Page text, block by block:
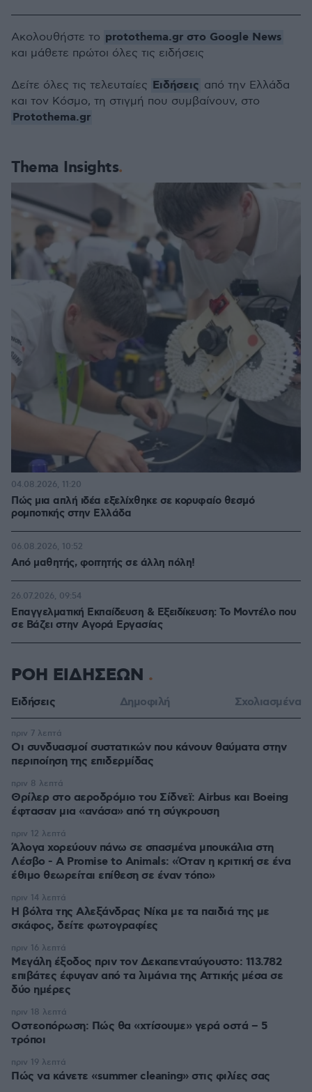
Thema Insights
Πώς μια απλή ιδέα εξελίχθηκε σε κορυφαίο θεσμό
ρομποτικής στην Ελλάδα
04.08.2026, 11:20
Από μαθητής, φοιτητής σε άλλη πόλη!
06.08.2026, 10:52
Επαγγελματική Εκπαίδευση & Εξειδίκευση: Το Mοντέλο που
σε Bάζει στην Aγορά Eργασίας
26.07.2026, 09:54
Ακολουθήστε το protothema.gr στο Google News
και μάθετε πρώτοι όλες τις ειδήσεις
Δείτε όλες τις τελευταίες Ειδήσεις από την Ελλάδα
και τον Κόσμο, τη στιγμή που συμβαίνουν, στο
Protothema.gr
ΡΟΗ ΕΙΔΗΣΕΩΝ
Ειδήσεις Δημοφιλή Σχολιασμένα
Οι συνδυασμοί συστατικών που κάνουν θαύματα στην
περιποίηση της επιδερμίδας
πριν 7 λεπτά
Θρίλερ στο αεροδρόμιο του Σίδνεϊ: Airbus και Boeing
έφτασαν μια «ανάσα» από τη σύγκρουση
πριν 8 λεπτά
Άλογα χορεύουν πάνω σε σπασμένα μπουκάλια στη
Λέσβο - A Promise to Animals: «Όταν η κριτική σε ένα
έθιμο θεωρείται επίθεση σε έναν τόπο»
πριν 12 λεπτά
Η βόλτα της Αλεξάνδρας Νίκα με τα παιδιά της με
σκάφος, δείτε φωτογραφίες
πριν 14 λεπτά
Μεγάλη έξοδος πριν τον Δεκαπενταύγουστο: 113.782
επιβάτες έφυγαν από τα λιμάνια της Αττικής μέσα σε
δύο ημέρες
πριν 16 λεπτά
Οστεοπόρωση: Πώς θα «χτίσουμε» γερά οστά – 5
τρόποι
πριν 18 λεπτά
Πώς να κάνετε «summer cleaning» στις φιλίες σας
πριν 19 λεπτά